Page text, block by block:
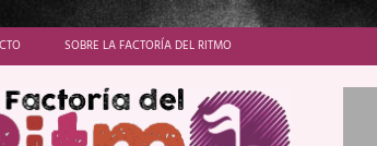
SOBRE LA FACTORÍA DEL RITMO